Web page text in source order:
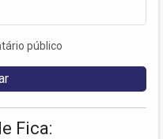
público
Fica: